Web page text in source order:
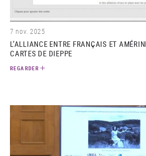
7 nov. 2025
L’ALLIANCE ENTRE FRANÇAIS ET
CARTES DE DIEPPE
REGARDER